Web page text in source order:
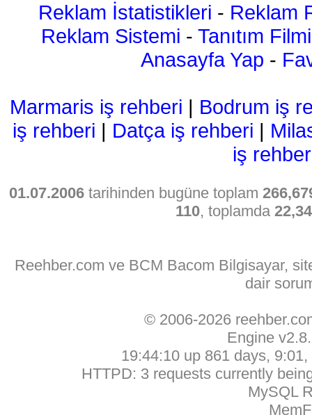
Reklam İstatistikleri - Reklam
Reklam Sistemi - Tanıtım Filmi
Anasayfa Yap -
Marmaris iş rehberi | Bodrum iş
iş rehberi | Datça iş rehberi |
iş
01.07.2006tarihinden bugüne toplam
110, toplamda
Reehber.com ve BCM Bacom Bilgisayar,
dair
© 2006-2026
Engine
19:44:10 up 861 days,
HTTPD: 3 requests currently
MySQL